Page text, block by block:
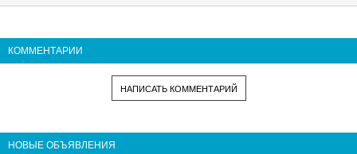
КОММЕНТАРИИ
НАПИСАТЬ КОММЕНТАРИЙ
НОВЫЕ ОБЪЯВЛЕНИЯ